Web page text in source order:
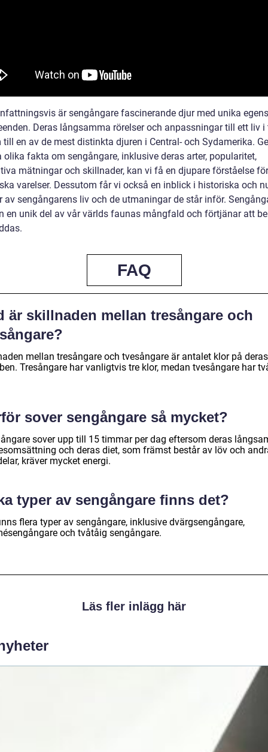
är sengångare fascinerande djur med unika
Deras långsamma rörelser och anpassningar till ett liv i
till en av de mest distinkta djuren i Central- och Sydamerika.
olika fakta om sengångare, inklusive deras arter, popularitet,
mätningar och skillnader, kan vi få en djupare förståelse
varelser. Dessutom får vi också en inblick i historiska och
av sengångarens liv och de utmaningar de står inför.
en unik del av vår världs faunas mångfald och förtjänar att
FAQ
är skillnaden mellan tresångare och
mellan tresångare och tvesångare är antalet klor på deras
Tresångare har vanligtvis tre klor, medan tvesångare har
sover sengångare så mycket?
sover upp till 15 timmar per dag eftersom deras
och deras diet, som främst består av löv och
kräver mycket energi.
typer av sengångare finns det?
flera typer av sengångare, inklusive dvärgsengångare,
och tvåtåig sengångare.
Läs fler inlägg här